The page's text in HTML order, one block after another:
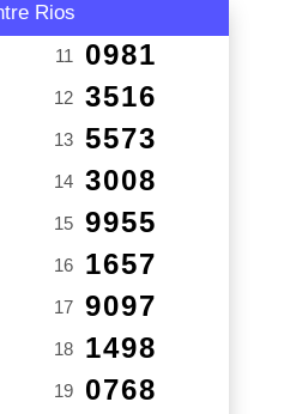
Rios
11 0981
12 3516
13 5573
14 3008
15 9955
16 1657
17 9097
18 1498
19 0768